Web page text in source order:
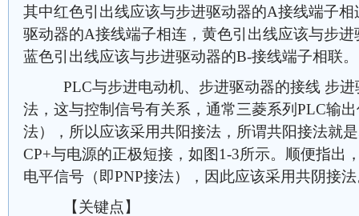
其中红色引出线应该与步进驱动器的A接线端子
驱动器的A接线端子相连，黄色引出线应该与步
蓝色引出线应该与步进驱动器的B-接线端子相联。
PLC与步进电动机、步进驱动器的接线 步进
法，这与控制信号有关系，通常三菱系列PLC输
法），所以应该采用共阳接法，所谓共阳接法就
CP+与电源的正极短接，如图1-3所示。顺便指出
电平信号（即PNP接法），因此应该采用共阴接
【关键点】